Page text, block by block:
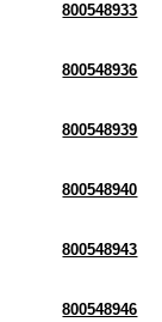
800548933
800548936
800548939
800548940
800548943
800548946